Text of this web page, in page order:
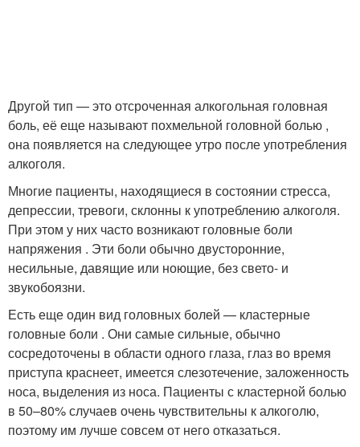
Другой тип — это отсроченная алкогольная головная
боль, её еще называют похмельной головной болью ,
она появляется на следующее утро после употребления
алкоголя.
Многие пациенты, находящиеся в состоянии стресса,
депрессии, тревоги, склонны к употреблению алкоголя.
При этом у них часто возникают головные боли
напряжения . Эти боли обычно двусторонние,
несильные, давящие или ноющие, без свето- и
звукобоязни.
Есть еще один вид головных болей — кластерные
головные боли . Они самые сильные, обычно
сосредоточены в области одного глаза, глаз во время
приступа краснеет, имеется слезотечение, заложенность
носа, выделения из носа. Пациенты с кластерной болью
в 50–80% случаев очень чувствительны к алкоголю,
поэтому им лучше совсем от него отказаться.